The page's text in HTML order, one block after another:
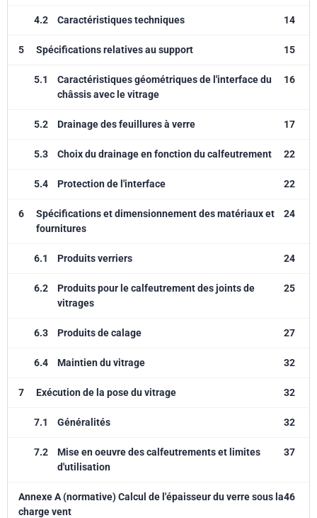
4.2 Caractéristiques techniques 14
5 Spécifications relatives au support 15
5.1
Caractéristiques géométriques de l'interface du
châssis avec le vitrage
16
5.2 Drainage des feuillures à verre 17
5.3 Choix du drainage en fonction du calfeutrement 22
5.4 Protection de l'interface 22
6
Spécifications et dimensionnement des matériaux et
fournitures
24
6.1 Produits verriers 24
6.2
Produits pour le calfeutrement des joints de
vitrages
25
6.3 Produits de calage 27
6.4 Maintien du vitrage 32
7 Exécution de la pose du vitrage 32
7.1 Généralités 32
7.2
Mise en oeuvre des calfeutrements et limites
d'utilisation
37
Annexe A (normative) Calcul de l'épaisseur du verre sous la
charge vent
46